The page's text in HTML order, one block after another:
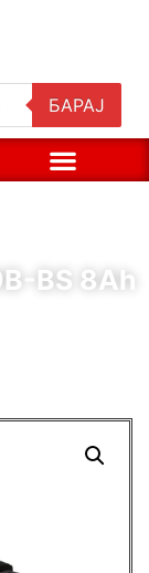
БАРАЈ
BS 8Ah